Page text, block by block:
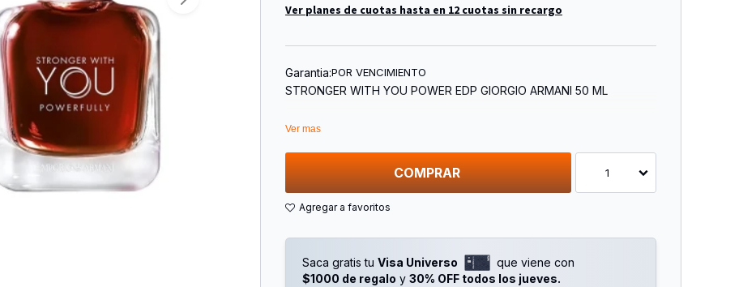
Ver planes de cuotas hasta en 12 cuotas sin recargo
Garantia:POR VENCIMIENTO
STRONGER WITH YOU POWER EDP GIORGIO ARMANI 50 ML
Ver mas
COMPRAR 1
Saca gratis tu Visa Universo
que viene con
$1000 de regalo y 30% OFF todos los jueves.